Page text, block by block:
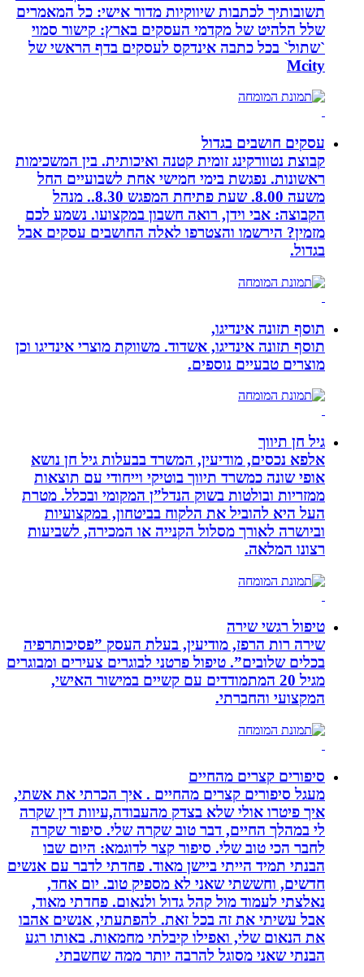
תשובותיך לכתבות שיווקיות מדור אישי: כל המאמרים
שלל הלהיט של מקדמי העסקים בארץ: קישור סמוי
`שתול` בכל כתבה אינדקס לעסקים בדף הראשי של
Mcity
עסקים חושבים בגדול
קבוצת נטוורקינג זומית קטנה ואיכותית. בין המשכימות
ראשונות. נפגשת בימי חמישי אחת לשבועיים החל
משעה 8.00. שעת פתיחת המפגש 8.30.. מנהל
הקבוצה: אבי וידן, רואה חשבון במקצועו. נשמע לכם
מזמין? הירשמו והצטרפו לאלה החושבים עסקים אבל
בגדול.
תוסף תזונה אינדיגו,
תוסף תזונה אינדיגו, אשדוד. משווקת מוצרי אינדיגו וכן
מוצרים טבעיים נוספים.
גיל חן תיווך
אלפא נכסים, מודיעין, המשרד בבעלות גיל חן נושא
אופי שונה כמשרד תיווך בוטיקי וייחודי עם תוצאות
ממזריות ובולטות בשוק הנדל”ן המקומי ובכלל. מטרת
העל היא להוביל את הלקוח בביטחון, במקצועיות
וביושרה לאורך מסלול הקנייה או המכירה, לשביעות
רצונו המלאה.
טיפול רגשי שירה
שירה רות הרפז, מודיעין, בעלת העסק ”פסיכותרפיה
בכלים שלובים”. טיפול פרטני לבוגרים צעירים ומבוגרים
מגיל 20 המתמודדים עם קשיים במישור האישי,
המקצועי והחברתי.
סיפורים קצרים מהחיים
מעגל סיפורים קצרים מהחיים . איך הכרתי את אשתי,
איך פיטרו אולי שלא בצדק מהעבודה,עיוות דין שקרה
לי במהלך החיים, דבר טוב שקרה שלי. סיפור שקרה
לחבר הכי טוב שלי. סיפור קצר לדוגמא: היום שבו
הבנתי תמיד הייתי ביישן מאוד. פחדתי לדבר עם אנשים
חדשים, וחששתי שאני לא מספיק טוב. יום אחד,
נאלצתי לעמוד מול קהל גדול ולנאום. פחדתי מאוד,
אבל עשיתי את זה בכל זאת. להפתעתי, אנשים אהבו
את הנאום שלי, ואפילו קיבלתי מחמאות. באותו רגע
הבנתי שאני מסוגל להרבה יותר ממה שחשבתי.